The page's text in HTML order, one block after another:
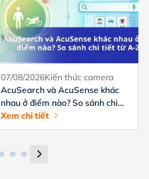
07/08/2026Kiến thức camera
AcuSearch và AcuSense khác
nhau ở điểm nào? So sánh chi
tiết từ A-Z
Xem chi tiết